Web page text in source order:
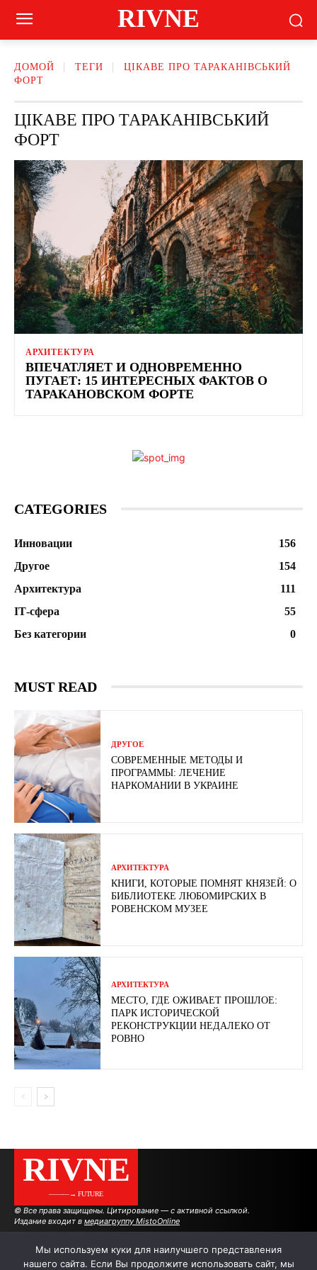
RIVNE
ДОМОЙ ТЕГИ
ЦІКАВЕ ПРО ТАРАКАНІВСЬКИЙ
ФОРТ
ЦІКАВЕ ПРО ТАРАКАНІВСЬКИЙ
ФОРТ
АРХИТЕКТУРА
ВПЕЧАТЛЯЕТ И ОДНОВРЕМЕННО
ПУГАЕТ: 15 ИНТЕРЕСНЫХ ФАКТОВ О
ТАРАКАНОВСКОМ ФОРТЕ
CATEGORIES
Инновации
156
Другое
154
Архитектура
111
ІТ-сфера
55
Без категории
0
MUST READ
ДРУГОЕ
СОВРЕМЕННЫЕ МЕТОДЫ И
ПРОГРАММЫ: ЛЕЧЕНИЕ
НАРКОМАНИИ В УКРАИНЕ
АРХИТЕКТУРА
КНИГИ, КОТОРЫЕ ПОМНЯТ КНЯЗЕЙ: О
БИБЛИОТЕКЕ ЛЮБОМИРСКИХ В
РОВЕНСКОМ МУЗЕЕ
АРХИТЕКТУРА
МЕСТО, ГДЕ ОЖИВАЕТ ПРОШЛОЕ:
ПАРК ИСТОРИЧЕСКОЙ
РЕКОНСТРУКЦИИ НЕДАЛЕКО ОТ
РОВНО
RIVNE
———→ FUTURE
© Все права защищены. Цитирование — с активной ссылкой.
Издание входит в медиагруппу MistoOnline
АВТОРЫ РЕКЛАМА НА САЙТЕ
Мы используем куки для наилучшего представления
нашего сайта. Если Вы продолжите использовать сайт, мы